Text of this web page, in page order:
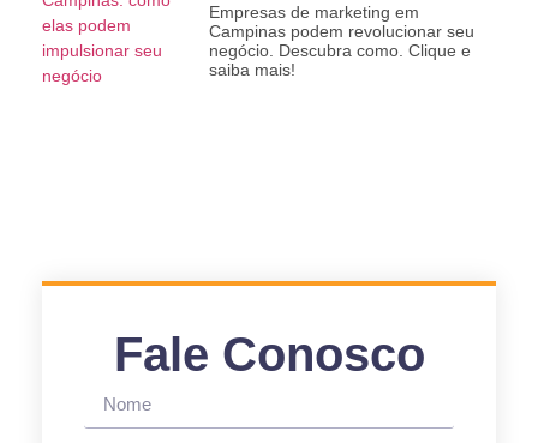
Empresas de marketing em
Campinas podem revolucionar seu
negócio. Descubra como. Clique e
saiba mais!
Fale Conosco